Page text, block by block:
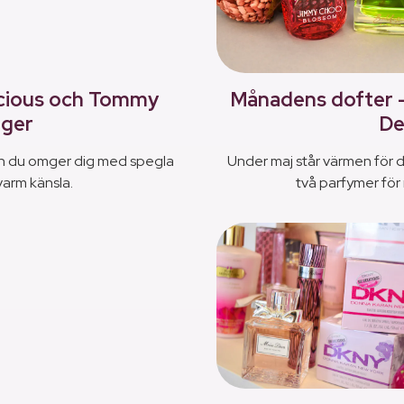
och Tommy
du omger dig med spegla
känsla.
Månadens dofter
Under maj står värmen för
två parfymer för